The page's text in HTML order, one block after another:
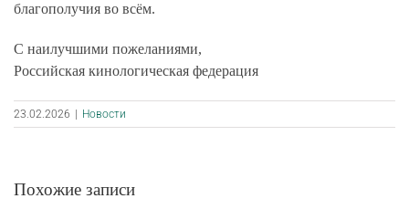
благополучия во всём.
С наилучшими пожеланиями,
Российская кинологическая федерация
23.02.2026 Новости
Похожие записи